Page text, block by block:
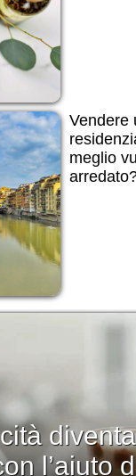
Vendere
meglio
l’aiuto